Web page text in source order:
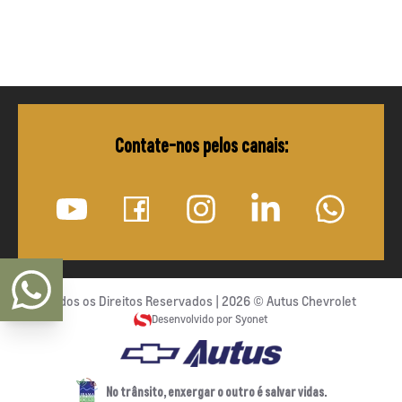
Contate-nos pelos canais:
Todos os Direitos Reservados | 2026 © Autus Chevrolet
Desenvolvido por Syonet
No trânsito, enxergar o outro é salvar vidas.